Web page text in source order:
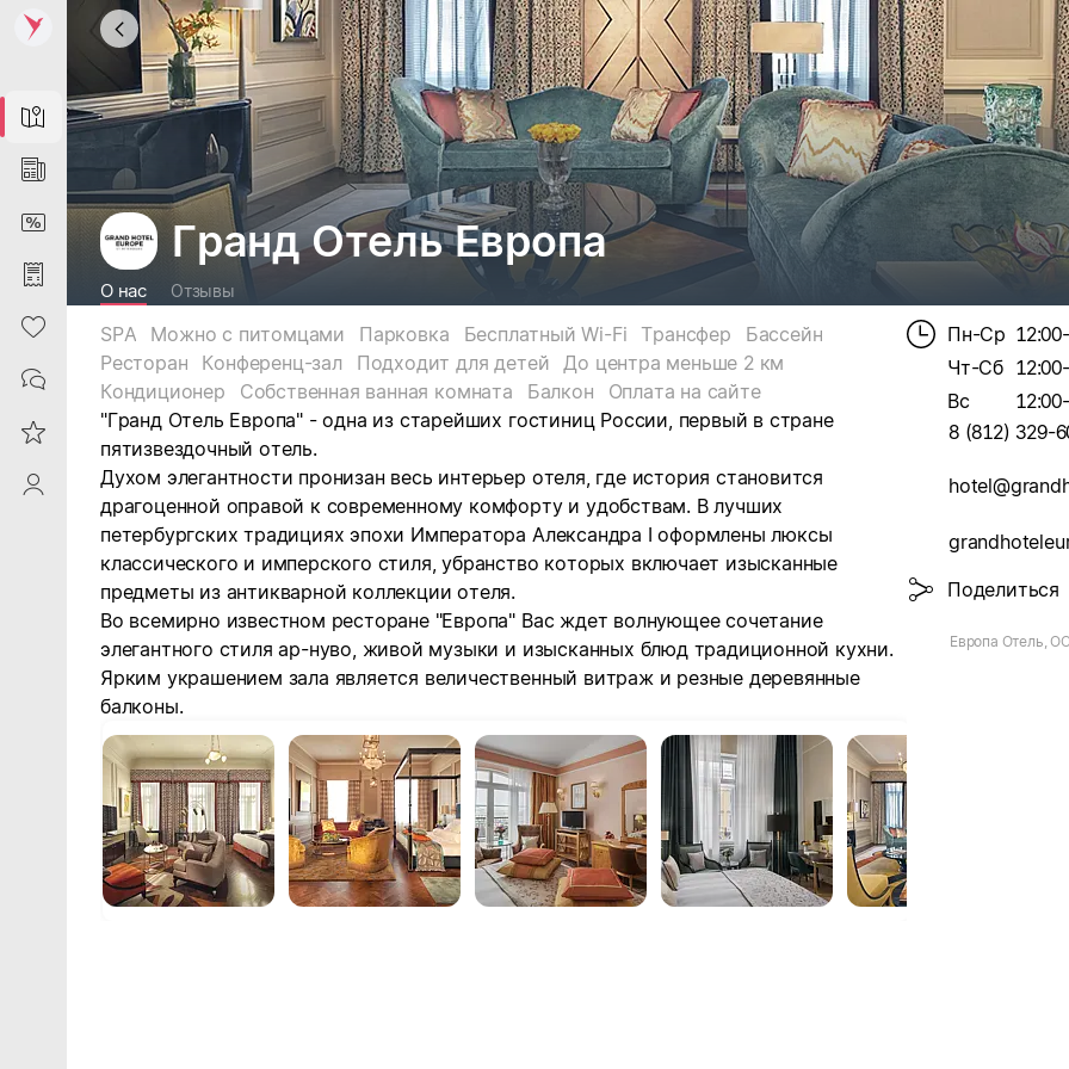
Map
News
DiscountCard
Purchases
Heart
Contacts
Reviews
ProfileSaby
Гранд Отель Европа
О нас Отзывы
SPA Можно с питомцами Парковка Бесплатный Wi-Fi Трансфер
Бассейн
Ресторан
Конференц-зал Подходит для детей
До центра меньше 2 км
Кондиционер
Собственная ванная комната Балкон
Оплата на сайте
"Гранд Отель Европа" - одна из старейших гостиниц России, первый в стране
пятизвездочный отель.
Духом элегантности пронизан весь интерьер отеля, где история становится
драгоценной оправой к современному комфорту и удобствам. В лучших
петербургских традициях эпохи Императора Александра I оформлены люксы
классического и имперского стиля, убранство которых включает изысканные
предметы из антикварной коллекции отеля.
Во всемирно известном ресторане "Европа" Вас ждет волнующее сочетание
элегантного стиля ар-нуво, живой музыки и изысканных блюд традиционной кухни.
Ярким украшением зала является величественный витраж и резные деревянные
балконы.
Пн-Ср
Чт-Сб
Вс
8 (812) 329-
Поделиться
Европа Отель,